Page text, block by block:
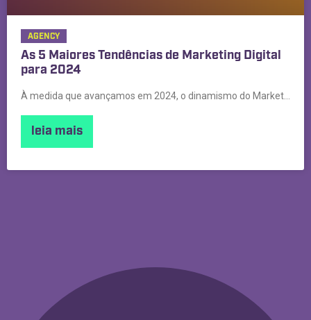
AGENCY
As 5 Maiores Tendências de Marketing Digital
para 2024
leia mais